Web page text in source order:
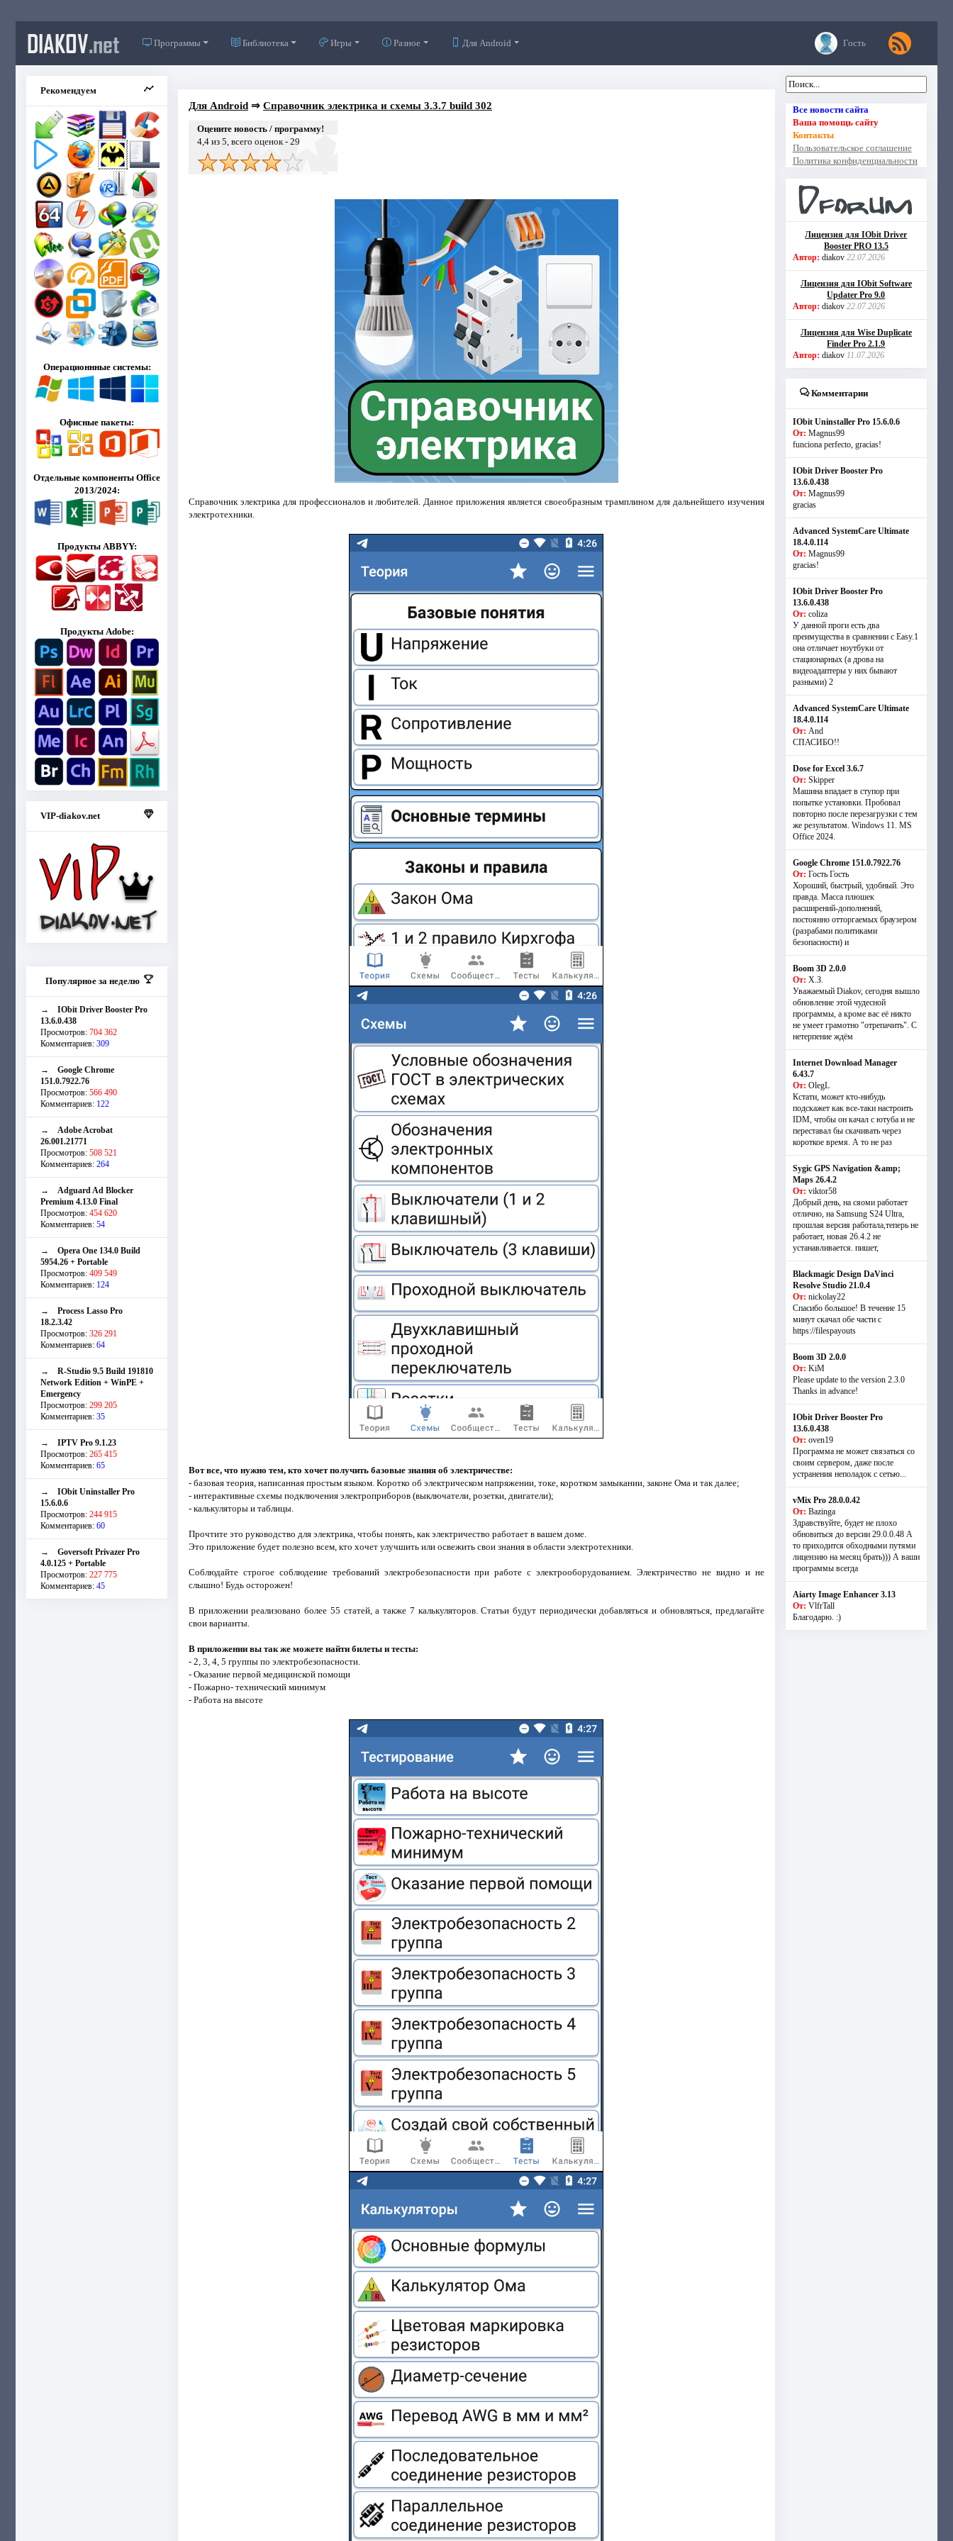
DIAKOV.net Программы Библиотека Игры Разное Для Android Гость
Рекомендуем
Операционнные системы:
Офисные пакеты:
Отдельные компоненты Office
2013/2024:
Продукты ABBYY:
Продукты Adobe:
VIP-diakov.net
Популярное за неделю
→ IObit Driver Booster Pro
13.6.0.438
Просмотров: 704 362
Комментариев: 309
→ Google Chrome
151.0.7922.76
Просмотров: 566 490
Комментариев: 122
→ Adobe Acrobat
26.001.21771
Просмотров: 508 521
Комментариев: 264
→ Adguard Ad Blocker
Premium 4.13.0 Final
Просмотров: 454 620
Комментариев: 54
→ Opera One 134.0 Build
5954.26 + Portable
Просмотров: 409 549
Комментариев: 124
→ Process Lasso Pro
18.2.3.42
Просмотров: 326 291
Комментариев: 64
→ R-Studio 9.5 Build 191810
Network Edition + WinPE +
Emergency
Просмотров: 299 205
Комментариев: 35
→ IPTV Pro 9.1.23
Просмотров: 265 415
Комментариев: 65
→ IObit Uninstaller Pro
15.6.0.6
Просмотров: 244 915
Комментариев: 60
→ Goversoft Privazer Pro
4.0.125 + Portable
Просмотров: 227 775
Комментариев: 45
Для Android⇒ Справочник электрика и схемы 3.3.7 build 302
Оцените новость / программу!
4,4из 5, всего оценок - 29
Справочник электрика для профессионалов и любителей. Данное приложения является своеобразным трамплином для дальнейшего изучения
электротехники.
Вот все, что нужно тем, кто хочет получить базовые знания об электричестве:
- базовая теория, написанная простым языком. Коротко об электрическом напряжении, токе, коротком замыкании, законе Ома и так далее;
- интерактивные схемы подключения электроприборов (выключатели, розетки, двигатели);
- калькуляторы и таблицы.
Прочтите это руководство для электрика, чтобы понять, как электричество работает в вашем доме.
Это приложение будет полезно всем, кто хочет улучшить или освежить свои знания в области электротехники.
Соблюдайте строгое соблюдение требований электробезопасности при работе с электрооборудованием. Электричество не видно и не
слышно! Будь осторожен!
В приложении реализовано более 55 статей, а также 7 калькуляторов. Статьи будут периодически добавляться и обновляться, предлагайте
свои варианты.
В приложении вы так же можете найти билеты и тесты:
- 2, 3, 4, 5 группы по электробезопасности.
- Оказание первой медицинской помощи
- Пожарно- технический минимум
- Работа на высоте
Все новости сайта
Ваша помощь сайту
Контакты
Пользовательское соглашение
Политика конфиденциальности
Лицензия для IObit Driver
Booster PRO 13.5
Автор: diakov 22.07.2026
Лицензия для IObit Software
Updater Pro 9.0
Автор: diakov 22.07.2026
Лицензия для Wise Duplicate
Finder Pro 2.1.9
Автор: diakov 11.07.2026
Комментарии
IObit Uninstaller Pro 15.6.0.6
От: Magnus99
funciona perfecto, gracias!
IObit Driver Booster Pro
13.6.0.438
От: Magnus99
gracias
Advanced SystemCare Ultimate
18.4.0.114
От: Magnus99
gracias!
IObit Driver Booster Pro
13.6.0.438
От: coliza
У данной проги есть два
преимущества в сравнении с Easy.1
она отличает ноутбуки от
стационарных (а дрова на
видеоадаптеры у них бывают
разными) 2
Advanced SystemCare Ultimate
18.4.0.114
От: And
СПАСИБО!!
Dose for Excel 3.6.7
От: Skipper
Машина впадает в ступор при
попытке установки. Пробовал
повторно после перезагрузки с тем
же результатом. Windows 11. MS
Offiсe 2024.
Google Chrome 151.0.7922.76
От: Гость Гость
Хороший, быстрый, удобный. Это
правда. Масса плюшек
расширений-дополнений,
постоянно отторгаемых браузером
(разрабами политиками
безопасности) и
Boom 3D 2.0.0
От: Х.З.
Уважаемый Diakov, сегодня вышло
обновление этой чудесной
программы, а кроме вас её никто
не умеет грамотно "отрепачить". С
нетерпение ждём
Internet Download Manager
6.43.7
От: OlegL
Кстати, может кто-нибудь
подскажет как все-таки настроить
IDM, чтобы он качал с ютуба и не
переставал бы скачивать через
короткое время. А то не раз
Sygic GPS Navigation &amp;
Maps 26.4.2
От: viktor58
Добрый день, на сяоми работает
отлично, на Samsung S24 Ultra,
прошлая версия работала,теперь не
работает, новая 26.4.2 не
устанавливается. пишет,
Blackmagic Design DaVinci
Resolve Studio 21.0.4
От: nickolay22
Спасибо большое! В течение 15
минут скачал обе части с
https://filespayouts
Boom 3D 2.0.0
От: KiM
Please update to the version 2.3.0
Thanks in advance!
IObit Driver Booster Pro
13.6.0.438
От: oven19
Программа не может связаться со
своим сервером, даже после
устранения неполадок с сетью...
vMix Pro 28.0.0.42
От: Bazinga
Здравствуйте, будет не плохо
обновиться до версии 29.0.0.48 А
то приходится обходными путями
лицензию на месяц брать))) А ваши
программы всегда
Aiarty Image Enhancer 3.13
От: VlfrTall
Благодарю. :)